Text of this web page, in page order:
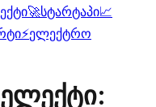
🚀სტარტაპი📈
⚡ელექტრო